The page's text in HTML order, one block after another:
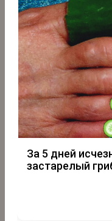
За 5 дней
застарелый